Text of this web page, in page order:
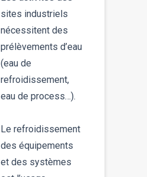
sites industriels
nécessitent des
prélèvements d’eau
(eau de
refroidissement,
eau de process…).
Le refroidissement
des équipements
et des systèmes